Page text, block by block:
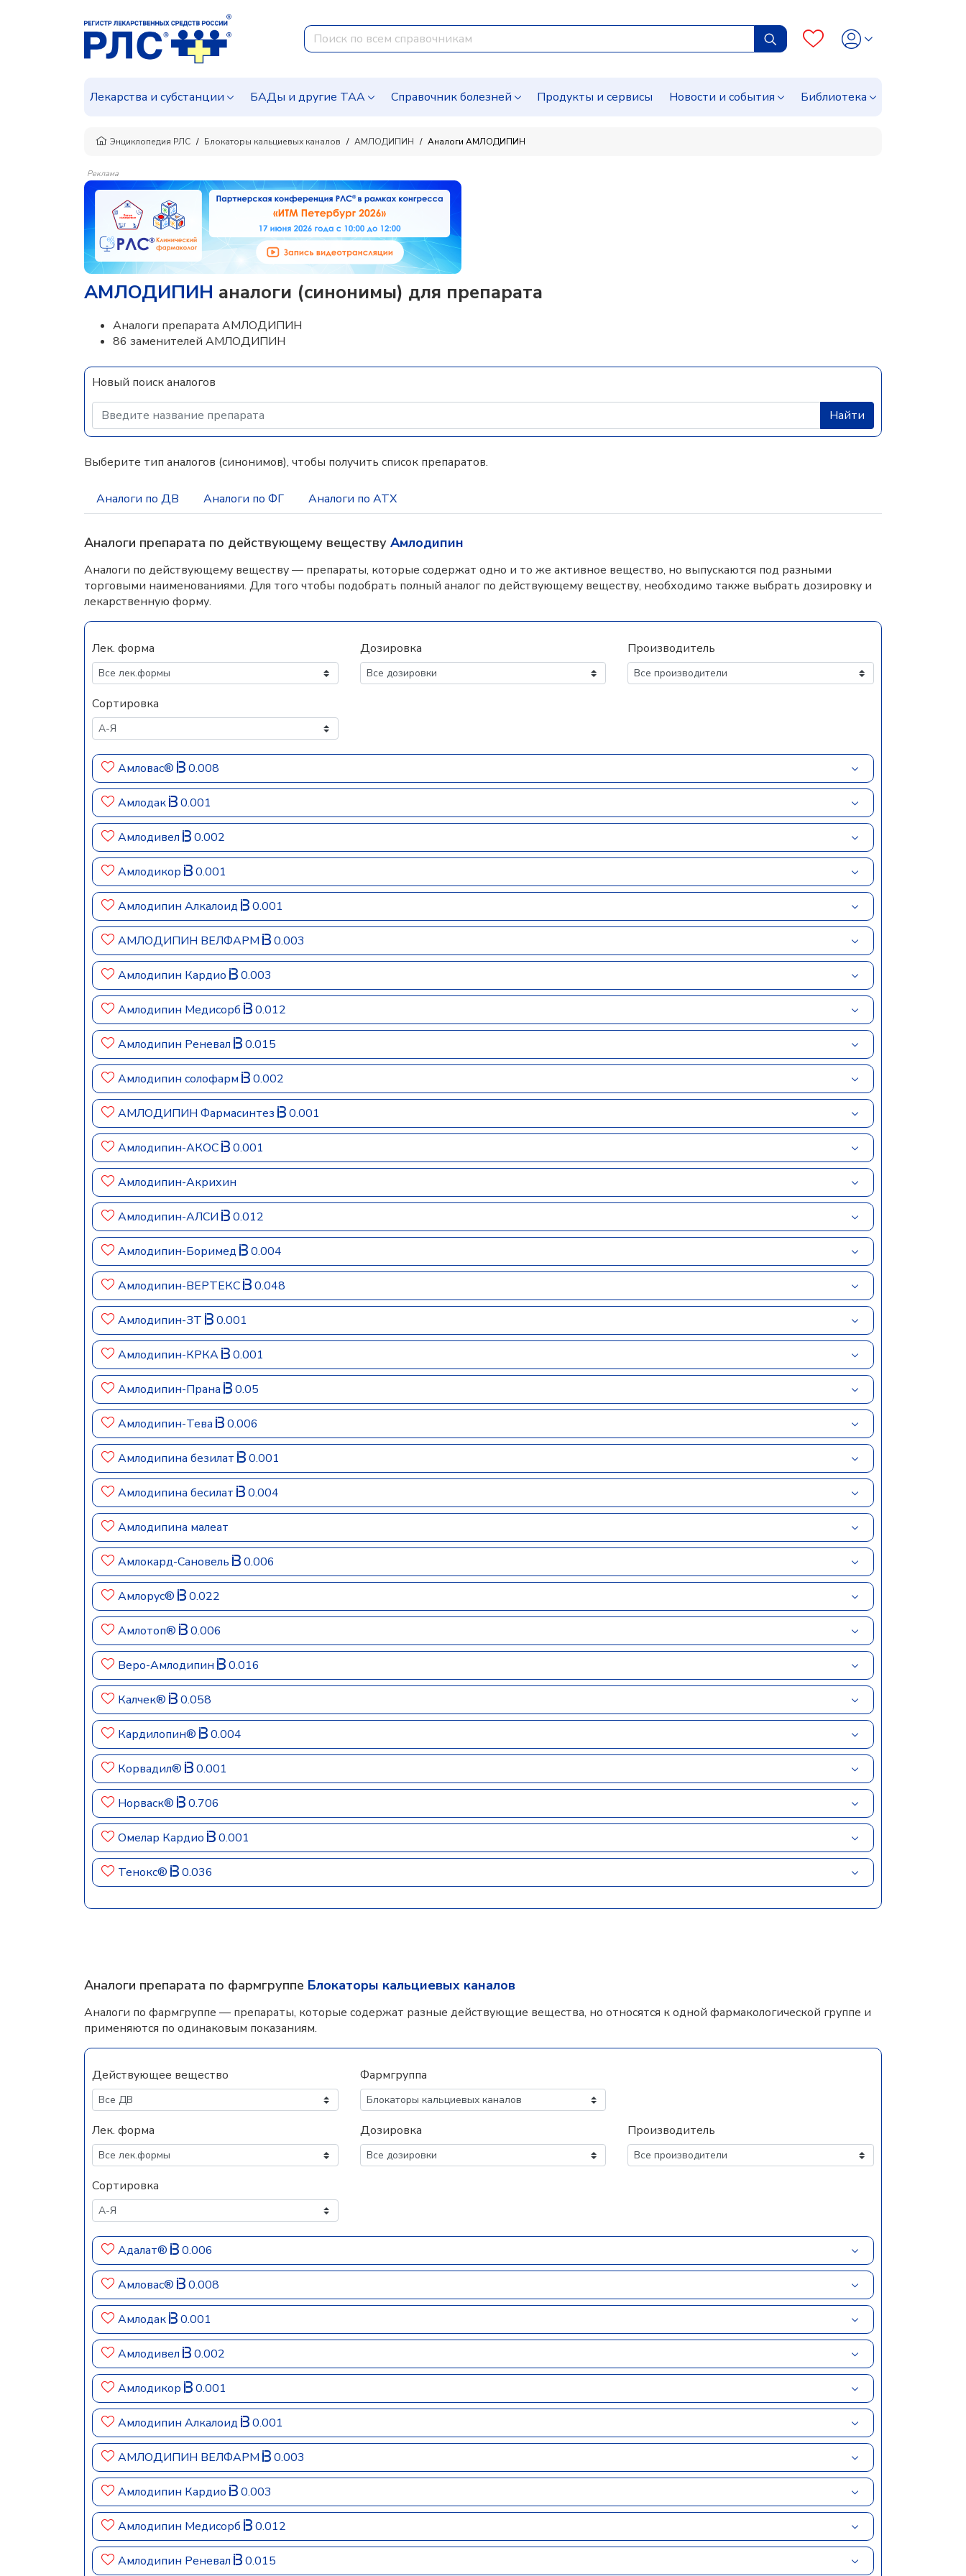
Лекарства и субстанции БАДы и другие ТАА Справочник болезней Продукты и сервисы Новости и события Библиотека
Энциклопедия РЛС Блокаторы кальциевых каналов АМЛОДИПИН Аналоги АМЛОДИПИН
Реклама
АМЛОДИПИН аналоги (синонимы) для препарата
Аналоги препарата АМЛОДИПИН
86 заменителей АМЛОДИПИН
Новый поиск аналогов
Найти
Выберите тип аналогов (синонимов), чтобы получить список препаратов.
Аналоги по ДВ Аналоги по ФГ Аналоги по АТХ
Аналоги препарата по действующему веществу Амлодипин
Аналоги по действующему веществу — препараты, которые содержат одно и то же активное вещество, но выпускаются под разными
торговыми наименованиями. Для того чтобы подобрать полный аналог по действующему веществу, необходимо также выбрать дозировку и
лекарственную форму.
Лек. форма Дозировка Производитель
Сортировка
Амловас® 0.008
Амлодак 0.001
Амлодивел 0.002
Амлодикор 0.001
Амлодипин Алкалоид 0.001
АМЛОДИПИН ВЕЛФАРМ 0.003
Амлодипин Кардио 0.003
Амлодипин Медисорб 0.012
Амлодипин Реневал 0.015
Амлодипин солофарм 0.002
АМЛОДИПИН Фармасинтез 0.001
Амлодипин-АКОС 0.001
Амлодипин-Акрихин
Амлодипин-АЛСИ 0.012
Амлодипин-Боримед 0.004
Амлодипин-ВЕРТЕКС 0.048
Амлодипин-ЗТ 0.001
Амлодипин-КРКА 0.001
Амлодипин-Прана 0.05
Амлодипин-Тева 0.006
Амлодипина безилат 0.001
Амлодипина бесилат 0.004
Амлодипина малеат
Амлокард-Сановель 0.006
Амлорус® 0.022
Амлотоп® 0.006
Веро-Амлодипин 0.016
Калчек® 0.058
Кардилопин® 0.004
Корвадил® 0.001
Норваск® 0.706
Омелар Кардио 0.001
Тенокс® 0.036
Аналоги препарата по фармгруппе Блокаторы кальциевых каналов
Аналоги по фармгруппе — препараты, которые содержат разные действующие вещества, но относятся к одной фармакологической группе и
применяются по одинаковым показаниям.
Действующее вещество Фармгруппа
Лек. форма Дозировка Производитель
Сортировка
Адалат® 0.006
Амловас® 0.008
Амлодак 0.001
Амлодивел 0.002
Амлодикор 0.001
Амлодипин Алкалоид 0.001
АМЛОДИПИН ВЕЛФАРМ 0.003
Амлодипин Кардио 0.003
Амлодипин Медисорб 0.012
Амлодипин Реневал 0.015